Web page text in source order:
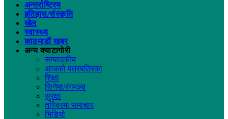
अन्तर्राष्ट्रिय
इतिहास/संस्कृति
खेल
स्वास्थ्य
काठमाडौं खबर
अन्य क्याटागोरी
सम्पादकीय
आजको पत्रपत्रिका
शिक्षा
सिनेमा/रंगमञ्च
सुरक्षा
तस्विरमा समाचार
भिडियो